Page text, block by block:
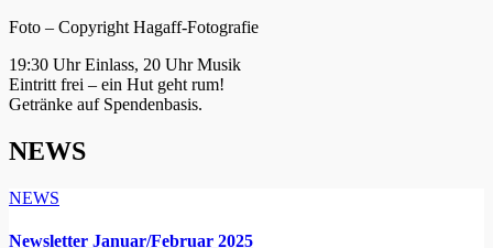
Foto – Copyright Hagaff-Fotografie
19:30 Uhr Einlass, 20 Uhr Musik
Eintritt frei – ein Hut geht rum!
Getränke auf Spendenbasis.
NEWS
NEWS
Newsletter Januar/Februar 2025